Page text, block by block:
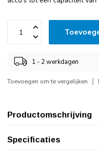
1 - 2 werkdagen
Toevoegen om te vergelijken
Productomschrijving
Specificaties